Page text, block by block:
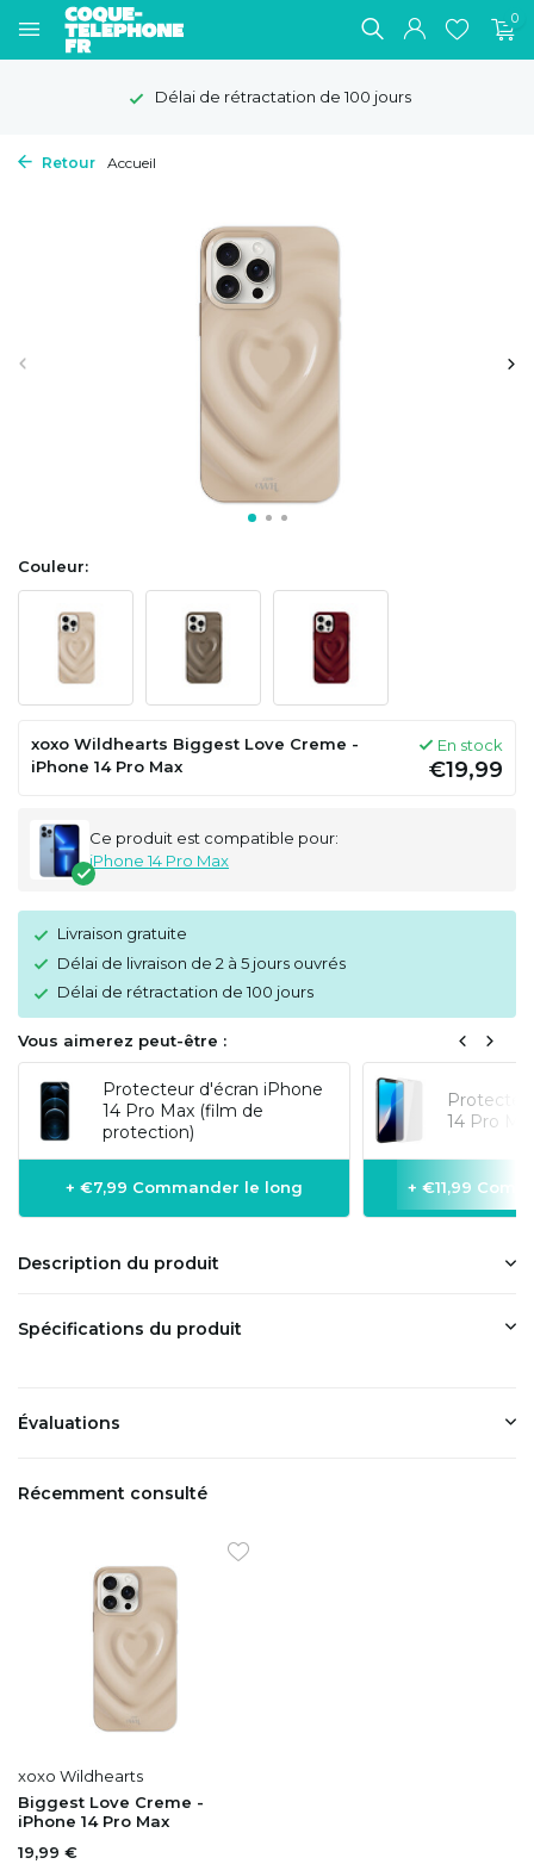
0
Délai de rétractation de 100 jours
Retour Accueil
Couleur:
xoxo Wildhearts Biggest Love Creme -
iPhone 14 Pro Max
En stock
€19,99
Ce produit est compatible pour:
iPhone 14 Pro Max
Livraison gratuite
Délai de livraison de 2 à 5 jours ouvrés
Délai de rétractation de 100 jours
Vous aimerez peut-être :
Protecteur d'écran iPhone
14 Pro Max (film de
protection)
+ €7,99 Commander le long
14 Pro
+ €11,99
Description du produit
Spécifications du produit
Évaluations
Récemment consulté
xoxo Wildhearts
Biggest Love Creme -
iPhone 14 Pro Max
19,99 €